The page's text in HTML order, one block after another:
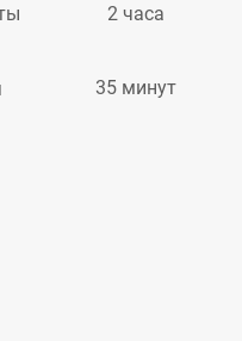
2 часа
35 минут